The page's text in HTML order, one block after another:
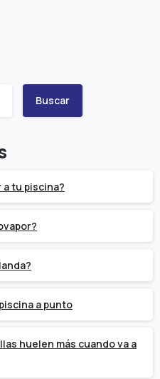
Buscar
a tu piscina?
a punto
huelen más cuando va a